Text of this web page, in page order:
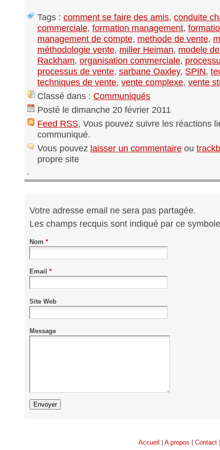
Tags : comment se faire des amis, conduite
commerciale, formation management,
management de compte, methode de vente,
méthodologie vente, miller Heiman, modele
Rackham, organisation commerciale,
processus de vente, sarbane Oaxley, SPIN,
techniques de vente, vente complexe, vente
Classé dans : Communiqués
Posté le dimanche 20 février 2011
Feed RSS, Vous pouvez suivre les réactions
communiqué.
Vous pouvez laisser un commentaire ou
propre site
.
Votre adresse email ne sera pas partagée.
Les champs recquis sont indiqué par ce
Nom *
Email *
Site Web
Message
Accueil A propos Contact